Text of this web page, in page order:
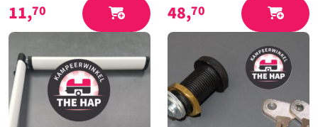
11,70 48,70